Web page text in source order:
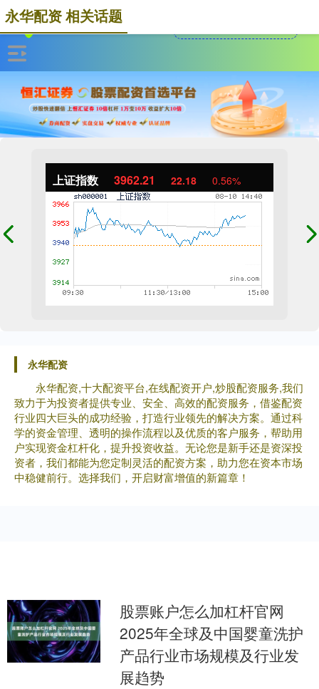
上证指数 3962.21 22.18 0.56%
永华配资
永华配资,十大配资平台,在线配资开户,炒股配资服务,我们
致力于为投资者提供专业、安全、高效的配资服务，借鉴配资
行业四大巨头的成功经验，打造行业领先的解决方案。通过科
学的资金管理、透明的操作流程以及优质的客户服务，帮助用
户实现资金杠杆化，提升投资收益。无论您是新手还是资深投
资者，我们都能为您定制灵活的配资方案，助力您在资本市场
中稳健前行。选择我们，开启财富增值的新篇章！
永华配资 相关话题
股票账户怎么加杠杆官网
2025年全球及中国婴童洗护
产品行业市场规模及行业发
展趋势